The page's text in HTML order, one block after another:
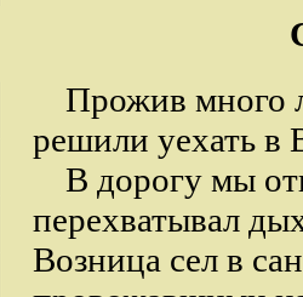
Прожив много
решили уехать в
В дорогу мы
перехватывал
Возница сел в